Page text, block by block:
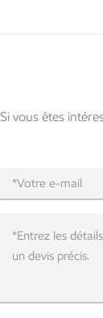
Si vous êtes